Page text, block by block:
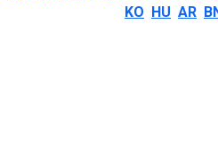
KO HU AR